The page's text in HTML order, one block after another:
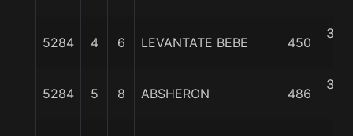
5284 4 6 LEVANTATE BEBE 450
3 1/
5284 5 8 ABSHERON 486
3 1/